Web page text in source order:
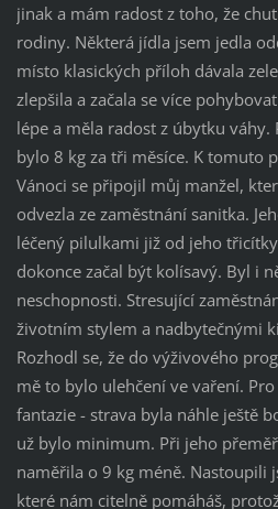
jinak a mám radost z toho, že
rodiny. Některá jídla jsem jedla
místo klasických příloh dávala
zlepšila a začala se více
lépe a měla radost z úbytku
bylo 8 kg za tři měsíce. K tomuto
Vánoci se připojil můj manžel,
odvezla ze zaměstnání sanitka.
léčený pilulkami již od jeho
dokonce začal být kolísavý. Byl i
neschopnosti. Stresující
životním stylem a nadbytečnými
Rozhodl se, že do výživového
mě to bylo ulehčení ve vaření.
fantazie - strava byla náhle ještě
už bylo minimum. Při jeho
naměřila o 9 kg méně. Nastoupili
které nám citelně pomáháš,